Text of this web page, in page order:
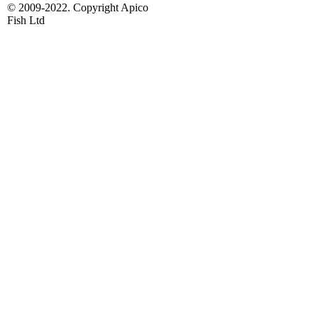
© 2009-2022. Copyright Apico
Fish Ltd